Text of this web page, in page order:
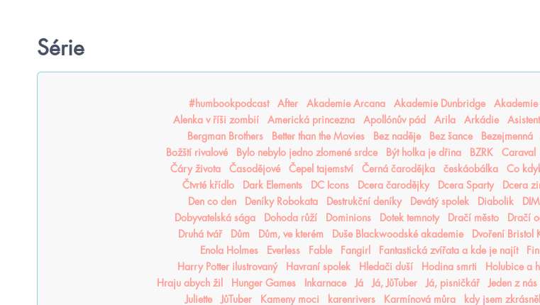
Série
#humbookpodcast After Akademie Arcana Akademie Dunbridge Akademie
Alenka v říši zombií
Americká princezna Apollónův pád Arila Arkádie
Bergman Brothers
Better than the Movies Bez naděje Bez šance Bezejmenná
Božští rivalové
Bylo nebylo jedno zlomené srdce Být holka je dřina BZRK Caraval
Čáry života
Časodějové Čepel tajemství Černá čarodějka českáobálka Co
Čtvrté křídlo
Dark Elements DC Icons Dcera čarodějky Dcera Sparty Dcera
Den co den
Deníky Robokata Destrukční deníky Devátý spolek Diabolik
Dobyvatelská sága
Dohoda růží Dominions Dotek temnoty Dračí město Dračí
Druhá tvář
Dům Dům, ve kterém Duše Blackwoodské akademie Dvoření Bristol
Enola Holmes
Everless Fable Fangirl Fantastická zvířata a kde je najít
Harry Potter ilustrovaný
Havraní spolek Hledači duší Hodina smrti Holubice a
Hraju abych žil
Hunger Games Inkarnace Já Já, JůTuber Já, pisničkář Jeden z nás
Juliette
JůTuber Kameny moci karenrivers Karmínová můra kdy jsem